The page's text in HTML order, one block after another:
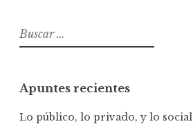
B
u
a
r
Apuntes recientes
Lo público, lo privado, y lo social